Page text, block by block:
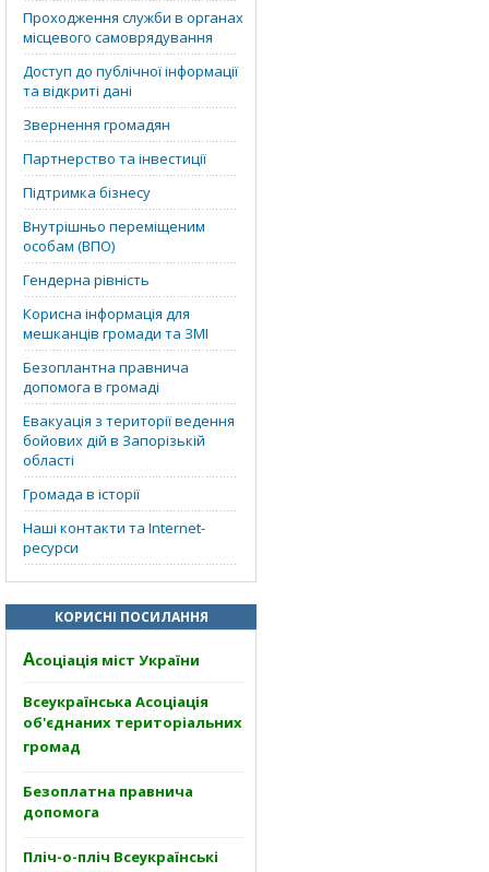
Проходження служби в органах
місцевого самоврядування
Доступ до публічної інформації
та відкриті дані
Звернення громадян
Партнерство та інвестиції
Підтримка бізнесу
Внутрішньо переміщеним
особам (ВПО)
Гендерна рівність
Корисна інформація для
мешканців громади та ЗМІ
Безоплантна правнича
допомога в громаді
Евакуація з території ведення
бойових дій в Запорізькій
області
Громада в історії
Наші контакти та Internet-
ресурси
КОРИСНІ ПОСИЛАННЯ
Асоціація міст України
Всеукраїнська Асоціація
об'єднаних територіальних
громад
Безоплатна правнича
допомога
Пліч-о-пліч Всеукраїнські